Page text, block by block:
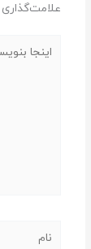
بنویسید…